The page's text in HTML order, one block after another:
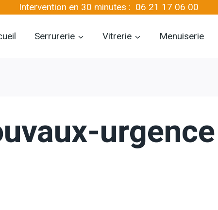
Intervention en 30 minutes : 06 21 17 06 00
Serrurerie Vitrerie Menuiserie
urgence